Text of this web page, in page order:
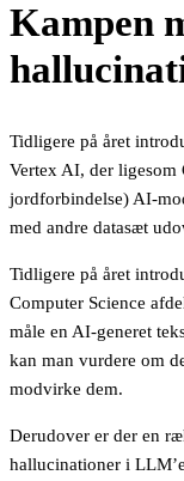
Kampen
Tidligere på året
Vertex AI, der ligesom
jordforbindelse) AI-
med andre datasæt
Tidligere på året
Computer Science
måle en AI-generet
kan man vurdere om
modvirke dem.
Derudover er der en
hallucinationer i